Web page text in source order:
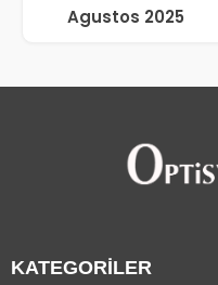
Agustos 2025
KATEGORİLER